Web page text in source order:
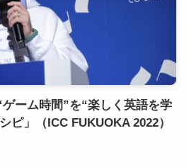
ーム時間”を“楽しく英語を学
ピ」（ICC FUKUOKA 2022）